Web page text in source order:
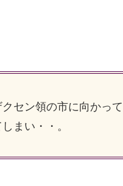
セン領の市に向かって
まい・・。